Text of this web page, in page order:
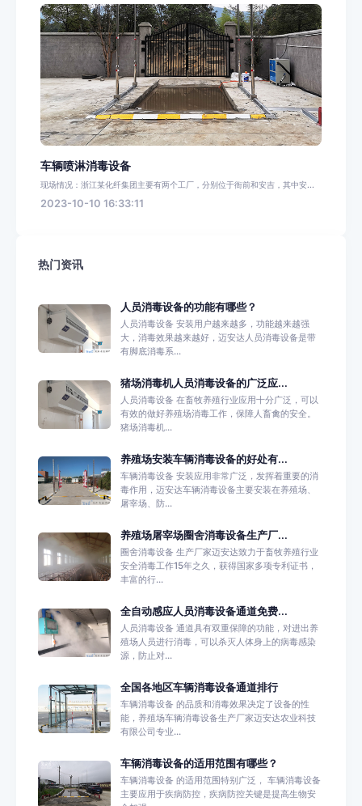
车辆喷淋消毒设备
现场情况：浙江某化纤集团主要有两个工厂，分别位于衙前和安吉，其中安...
2023-10-10 16:33:11
热门资讯
人员消毒设备的功能有哪些？
人员消毒设备 安装用户越来越多，功能越来越强
大，消毒效果越来越好，迈安达人员消毒设备是带
有脚底消毒系...
猪场消毒机人员消毒设备的广泛应...
人员消毒设备 在畜牧养殖行业应用十分广泛，可以
有效的做好养殖场消毒工作，保障人畜禽的安全。
猪场消毒机...
养殖场安装车辆消毒设备的好处有...
车辆消毒设备 安装应用非常广泛，发挥着重要的消
毒作用，迈安达车辆消毒设备主要安装在养殖场、
屠宰场、防...
养殖场屠宰场圈舍消毒设备生产厂...
圈舍消毒设备 生产厂家迈安达致力于畜牧养殖行业
安全消毒工作15年之久，获得国家多项专利证书，
丰富的行...
全自动感应人员消毒设备通道免费...
人员消毒设备 通道具有双重保障的功能，对进出养
殖场人员进行消毒，可以杀灭人体身上的病毒感染
源，防止对...
全国各地区车辆消毒设备通道排行
车辆消毒设备 的品质和消毒效果决定了设备的性
能，养殖场车辆消毒设备生产厂家迈安达农业科技
有限公司专业...
车辆消毒设备的适用范围有哪些？
车辆消毒设备 的适用范围特别广泛， 车辆消毒设备
主要应用于疾病防控，疾病防控关键是提高生物安